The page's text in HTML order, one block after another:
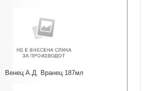
Венец А.Д. Вранец 187мл